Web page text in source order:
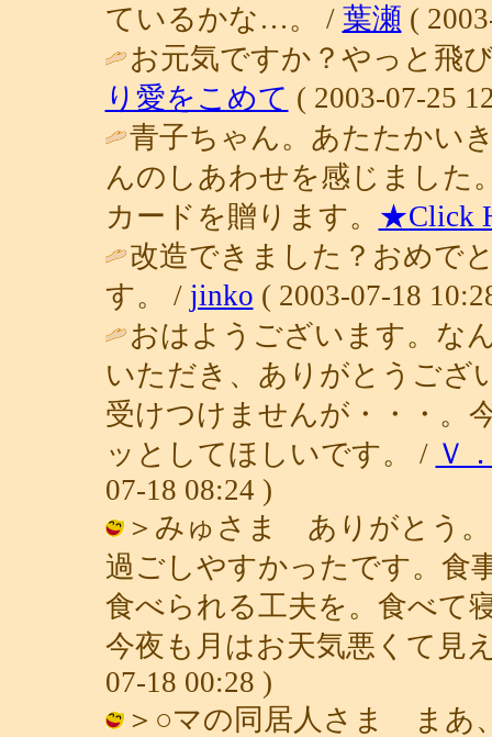
ているかな…。 / 葉瀬 (
お元気ですか？やっと飛
り愛をこめて ( 2003-07-25
青子ちゃん。あたたかい
んのしあわせを感じました
カードを贈ります。 ★Click
改造できました？おめで
す。 / jinko ( 2003-07-18
おはようございます。な
いただき、ありがとうござ
受けつけませんが・・・。
ッとしてほしいです。 / Ｖ
07-18 08:24 )
＞みゅさま ありがとう。
過ごしやすかったです。食
食べられる工夫を。食べて
今夜も月はお天気悪くて見
07-18 00:28 )
＞○マの同居人さま まあ